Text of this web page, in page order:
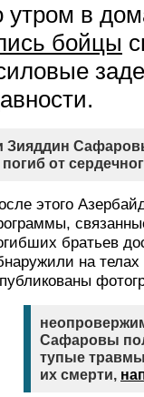
утром в
бойцы
Зияддин
от
этого
братьев
на
Сафаровы
тупые
их смерти,